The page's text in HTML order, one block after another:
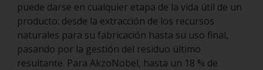
puede darse en cualquier etapa de la vida útil de un
producto: desde la extracción de los recursos
naturales para su fabricación hasta su uso final,
pasando por la gestión del residuo último
resultante. Para AkzoNobel, hasta un 18 % de